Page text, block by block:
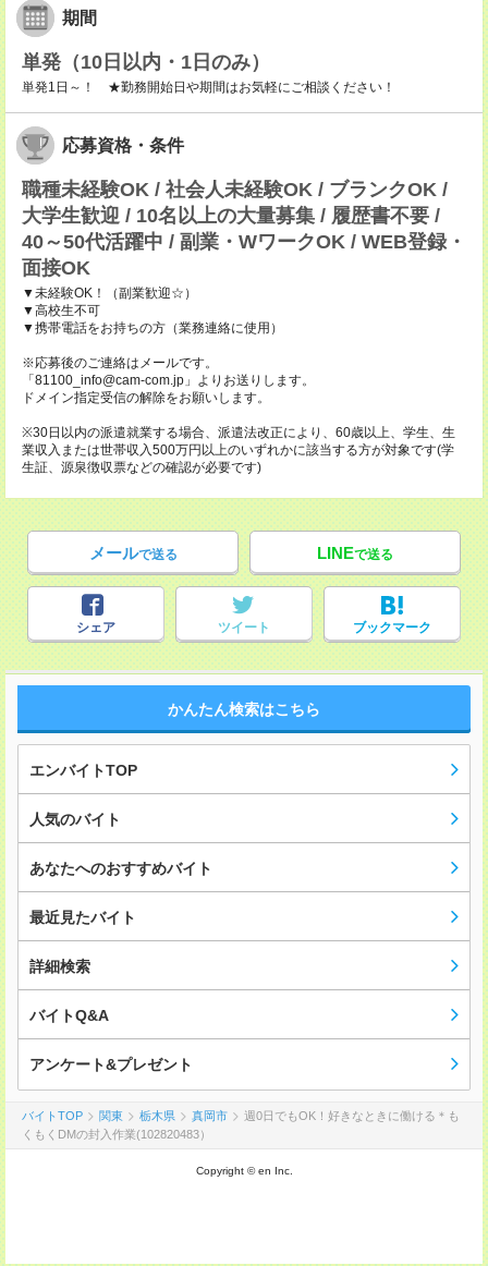
期間
単発（10日以内・1日のみ）
単発1日～！ ★勤務開始日や期間はお気軽にご相談ください！
応募資格・条件
職種未経験OK / 社会人未経験OK / ブランクOK /
大学生歓迎 / 10名以上の大量募集 / 履歴書不要 /
40～50代活躍中 / 副業・WワークOK / WEB登録・
面接OK
▼未経験OK！（副業歓迎☆）
▼高校生不可
▼携帯電話をお持ちの方（業務連絡に使用）
※応募後のご連絡はメールです。
「81100_info@cam-com.jp」よりお送りします。
ドメイン指定受信の解除をお願いします。
※30日以内の派遣就業する場合、派遣法改正により、60歳以上、学生、生
業収入または世帯収入500万円以上のいずれかに該当する方が対象です(学
生証、源泉徴収票などの確認が必要です)
メールで送る LINEで送る
シェア ツイート ブックマーク
かんたん検索はこちら
エンバイトTOP
人気のバイト
あなたへのおすすめバイト
最近見たバイト
詳細検索
バイトQ&A
アンケート&プレゼント
バイトTOP 関東 栃木県 真岡市
週0日でもOK！好きなときに働ける＊も
くもくDMの封入作業(102820483）
Copyright © en Inc.